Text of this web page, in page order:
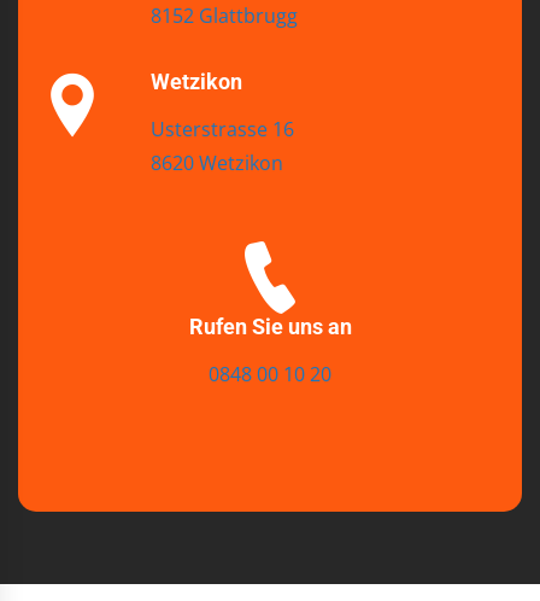
8152 Glattbrugg
Wetzikon
Usterstrasse 16
8620 Wetzikon
Rufen Sie uns an
0848 00 10 20